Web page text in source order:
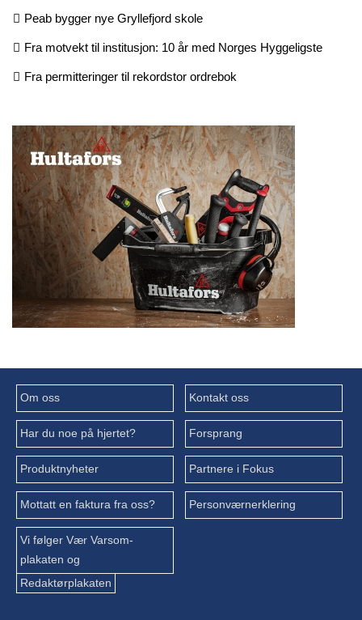
Peab bygger nye Gryllefjord skole
Fra motvekt til institusjon: 10 år med Norges Hyggeligste
Fra permitteringer til rekordstor ordrebok
Om oss Kontakt oss
Har du noe på hjertet? Forsprang
Produktnyheter Partnere i Fokus
Mottatt en faktura fra oss? Personværnerklering
Vi følger Vær Varsom-
plakaten og
Redaktørplakaten